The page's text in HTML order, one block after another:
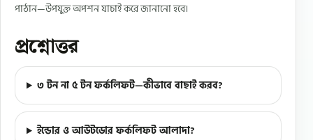
পাঠান—উপযুক্ত অপশন যাচাই করে জানানো হবে।
প্রশ্নোত্তর
৩ টন না ৫ টন ফর্কলিফট—কীভাবে বাছাই করব?
ইন্ডোর ও আউটডোর ফর্কলিফট আলাদা?